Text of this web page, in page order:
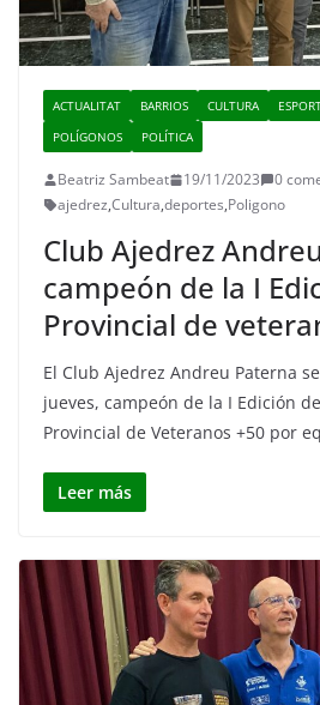
ACTUALITAT BARRIOS CULTURA
POLÍGONOS
POLÍTICA
Beatriz Sambeat 19/11/2023
0
ajedrez,Cultura,deportes,Poligono
Club Ajedrez
campeón de la I
Provincial de
El Club Ajedrez Andreu Paterna
jueves, campeón de la I Edición
Provincial de Veteranos +50 por
Leer más